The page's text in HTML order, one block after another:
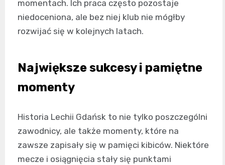
momentach. Ich praca często pozostaje
niedoceniona, ale bez niej klub nie mógłby
rozwijać się w kolejnych latach.
Największe sukcesy i pamiętne
momenty
Historia Lechii Gdańsk to nie tylko poszczególni
zawodnicy, ale także momenty, które na
zawsze zapisały się w pamięci kibiców. Niektóre
mecze i osiągnięcia stały się punktami